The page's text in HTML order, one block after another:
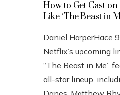
How to Get Cast on
Like ‘The Beast in
Daniel HarperHace
Netflix’s upcoming
“The Beast in Me”
all-star lineup,